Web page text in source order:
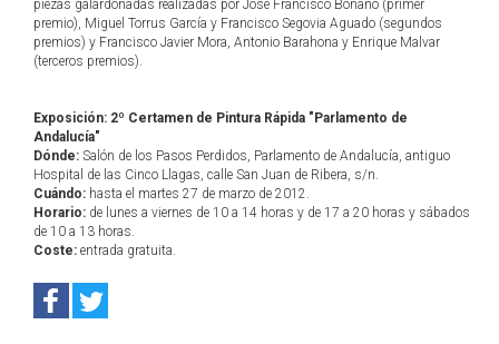
piezas galardonadas realizadas por José Francisco Bonaño (primer
premio), Miguel Torrus García y Francisco Segovia Aguado (segundos
premios) y Francisco Javier Mora, Antonio Barahona y Enrique Malvar
(terceros premios).
Exposición: 2º Certamen de Pintura Rápida "Parlamento de
Andalucía"
Dónde: Salón de los Pasos Perdidos, Parlamento de Andalucía, antiguo
Hospital de las Cinco Llagas, calle San Juan de Ribera, s/n.
Cuándo: hasta el martes 27 de marzo de 2012.
Horario: de lunes a viernes de 10 a 14 horas y de 17 a 20 horas y sábados
de 10 a 13 horas.
Coste: entrada gratuita.